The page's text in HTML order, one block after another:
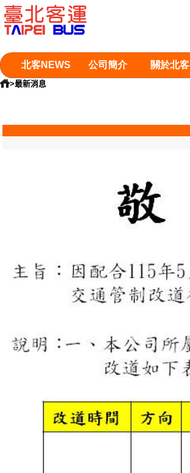
北客NEWS 公司簡介 關於北客
>最新消息